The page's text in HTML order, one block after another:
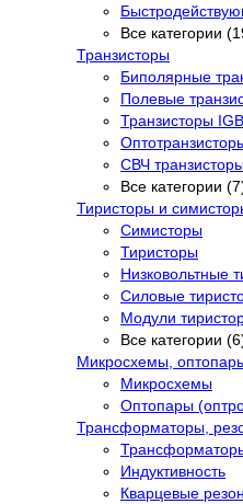
Все категории
Транзисторы
Биполярные
Полевые
Транзисторы
СВЧ
Все категории
Тиристоры и
Симисторы
Тиристоры
Низковольтные
Силовые
Модули
Все категории
Микросхемы,
Микросхемы
Оптопары
Трансформаторы,
Индуктивность
Кварцевые